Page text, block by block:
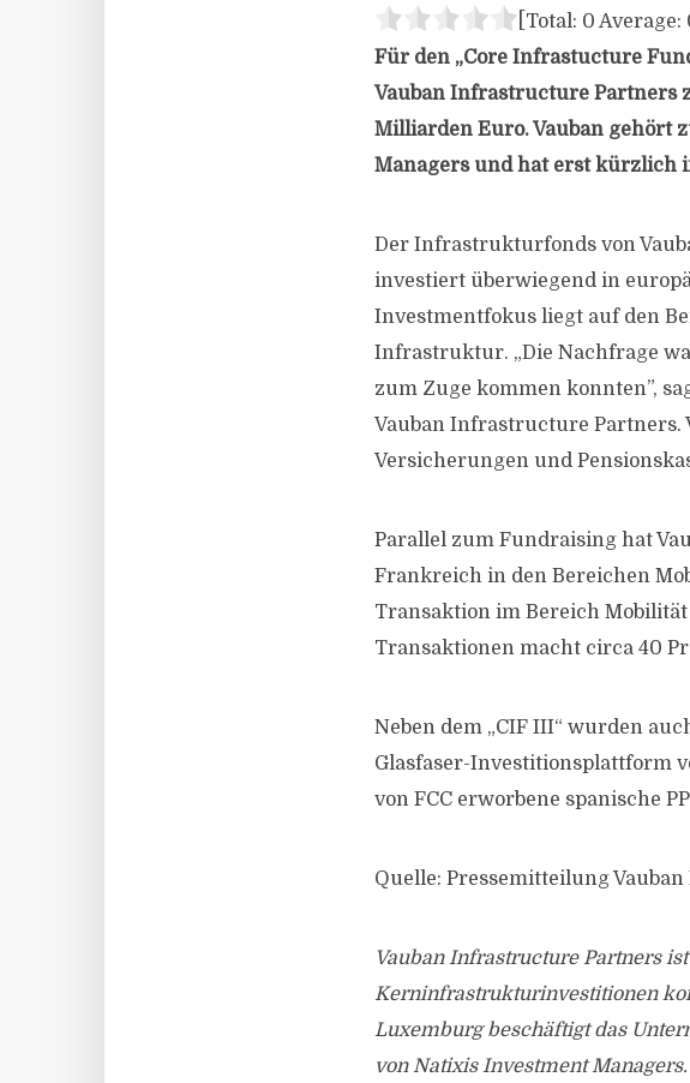
[Total: 0 Average:
Für den „Core Infrastucture
Vauban Infrastructure Partners
Milliarden Euro. Vauban gehört
Managers und hat erst kürzlich
Der Infrastrukturfonds von
investiert überwiegend in
Investmentfokus liegt auf den
Infrastruktur. „Die Nachfrage
zum Zuge kommen konnten”,
Vauban Infrastructure Partners.
Versicherungen und
Parallel zum Fundraising hat
Frankreich in den Bereichen
Transaktion im Bereich Mobilität
Transaktionen macht circa 40
Neben dem „CIF III“ wurden
Glasfaser-Investitionsplattform
von FCC erworbene spanische
Quelle: Pressemitteilung
Vauban Infrastructure Partners
Kerninfrastrukturinvestitionen
Luxemburg beschäftigt das
von Natixis Investment